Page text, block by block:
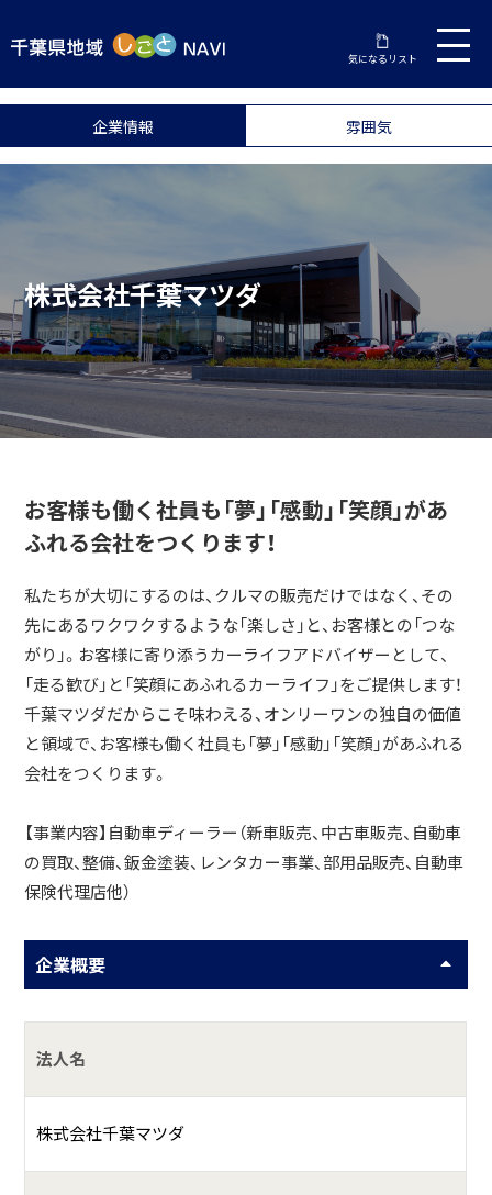
気になるリスト
企業情報 雰囲気
株式会社千葉マツダ
お客様も働く社員も「夢」「感動」「笑顔」があ
ふれる会社をつくります！
私たちが大切にするのは、クルマの販売だけではなく、その
先にあるワクワクするような「楽しさ」と、お客様との「つな
がり」。お客様に寄り添うカーライフアドバイザーとして、
「走る歓び」と「笑顔にあふれるカーライフ」をご提供します！
千葉マツダだからこそ味わえる、オンリーワンの独自の価値
と領域で、お客様も働く社員も「夢」「感動」「笑顔」があふれる
会社をつくります。
【事業内容】自動車ディーラー（新車販売、中古車販売、自動車
の買取、整備、鈑金塗装、レンタカー事業、部用品販売、自動車
保険代理店他）
企業概要
法人名
株式会社千葉マツダ